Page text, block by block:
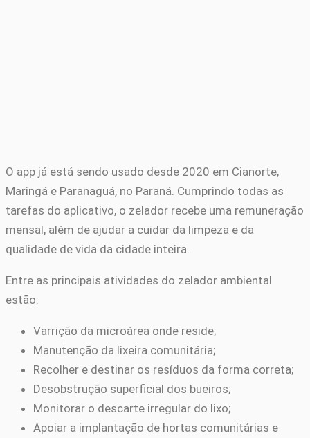
O app já está sendo usado desde 2020 em Cianorte,
Maringá e Paranaguá, no Paraná. Cumprindo todas as
tarefas do aplicativo, o zelador recebe uma remuneração
mensal, além de ajudar a cuidar da limpeza e da
qualidade de vida da cidade inteira.
Entre as principais atividades do zelador ambiental
estão:
Varrição da microárea onde reside;
Manutenção da lixeira comunitária;
Recolher e destinar os resíduos da forma correta;
Desobstrução superficial dos bueiros;
Monitorar o descarte irregular do lixo;
Apoiar a implantação de hortas comunitárias e